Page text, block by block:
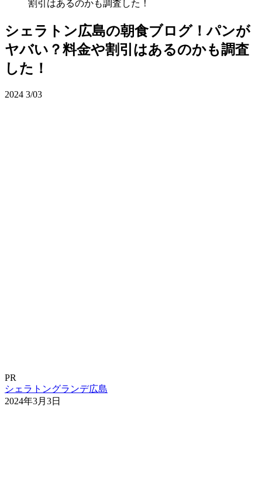
割引はあるのかも調査した！
シェラトン広島の朝食ブログ！パンが
ヤバい？料金や割引はあるのかも調査
した！
2024 3/03
PR
シェラトングランデ広島
2024年3月3日